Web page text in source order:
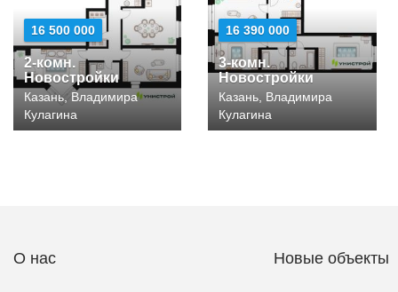
16 500 000
2-комн.
Новостройки
Казань, Владимира
Кулагина
16 390 000
3-комн.
Новостройки
Казань, Владимира
Кулагина
О нас Новые объекты